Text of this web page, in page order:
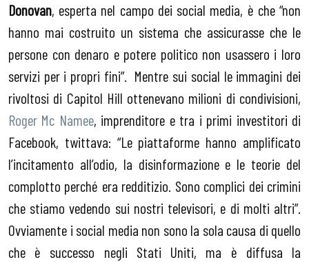
Donovan, esperta nel campo dei social media, è che “non
hanno mai costruito un sistema che assicurasse che le
persone con denaro e potere politico non usassero i loro
servizi per i propri fini”. Mentre sui social le immagini dei
rivoltosi di Capitol Hill ottenevano milioni di condivisioni,
Roger Mc Namee, imprenditore e tra i primi investitori di
Facebook, twittava: “Le piattaforme hanno amplificato
l’incitamento all’odio, la disinformazione e le teorie del
complotto perché era redditizio. Sono complici dei crimini
che stiamo vedendo sui nostri televisori, e di molti altri”.
Ovviamente i social media non sono la sola causa di quello
che è successo negli Stati Uniti, ma è diffusa la